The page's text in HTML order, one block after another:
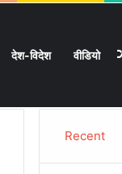
देश-विदेश वीडियो
Recent